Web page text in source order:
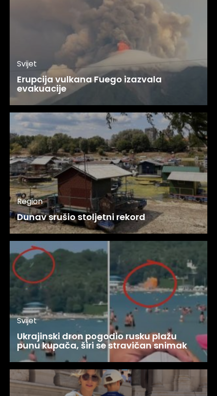
Svijet
Erupcija vulkana Fuego izazvala
evakuacije
Region
Dunav srušio stoljetni rekord
Svijet
Ukrajinski dron pogodio rusku plažu
punu kupača, širi se stravičan snimak